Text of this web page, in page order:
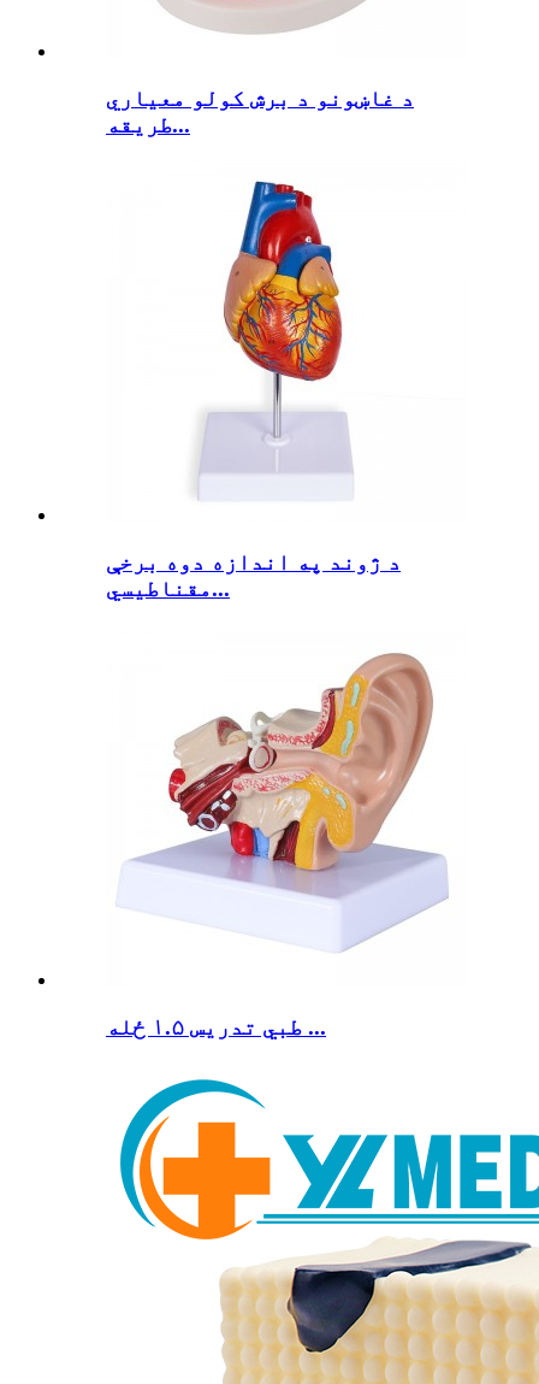
د غاښونو د برش کولو معیاري
طریقه...
د ژوند په اندازه دوه برخې
مقناطیسي...
طبي تدریس ۱.۵ ځله ...